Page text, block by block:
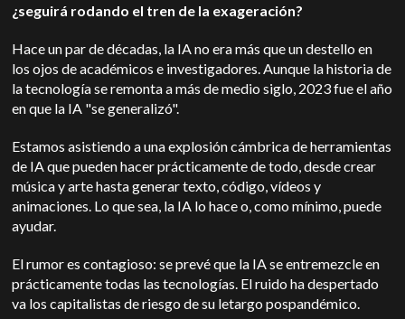
¿seguirá rodando el tren de la exageración?
Hace un par de décadas, la IA no era más que un destello en
los ojos de académicos e investigadores. Aunque la historia de
la tecnología se remonta a más de medio siglo, 2023 fue el año
en que la IA "se generalizó".
Estamos asistiendo a una explosión cámbrica de herramientas
de IA que pueden hacer prácticamente de todo, desde crear
música y arte hasta generar texto, código, vídeos y
animaciones. Lo que sea, la IA lo hace o, como mínimo, puede
ayudar.
El rumor es contagioso: se prevé que la IA se entremezcle en
prácticamente todas las tecnologías. El ruido ha despertado
va los capitalistas de riesgo de su letargo pospandémico.